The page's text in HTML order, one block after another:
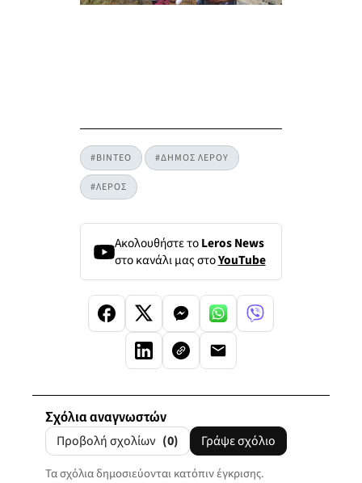
#ΒΙΝΤΕΟ #ΔΗΜΟΣ ΛΕΡΟΥ
#ΛΕΡΟΣ
Ακολουθήστε τοLeros News
στο κανάλι μας στοYouTube
Σχόλια αναγνωστών
Προβολή σχολίων (0) Γράψε σχόλιο
Τα σχόλια δημοσιεύονται κατόπιν έγκρισης.